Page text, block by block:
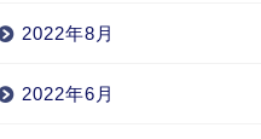
2022年8月
2022年6月